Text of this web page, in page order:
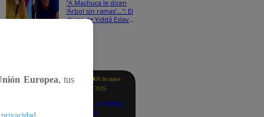
"A Machuca le dicen
'Árbol sin ramas'...": El
chiste de Yiddá Eslava
Te
ayudo
26 de mayo
2025
Revisa si tienes
deudas
Europea, tus